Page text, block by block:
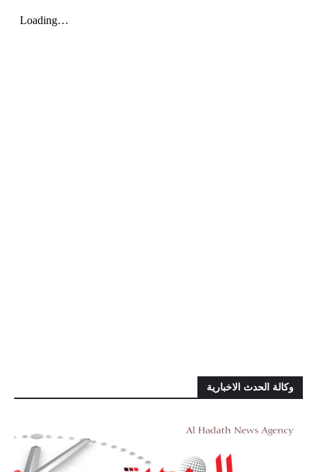
وكالة الحدث الاخبارية